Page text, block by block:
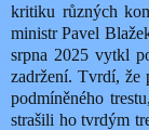
kritiku různých
ministr Pavel
srpna 2025 vytkl
zadržení. Tvrdí, že
podmíněného
strašili ho tvrdým